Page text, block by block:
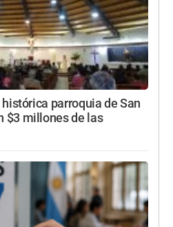
parroquia de San
$3 millones de las